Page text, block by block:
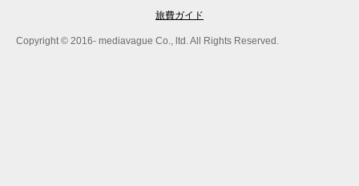
旅費ガイド
Copyright © 2016- mediavague Co., ltd. All Rights Reserved.